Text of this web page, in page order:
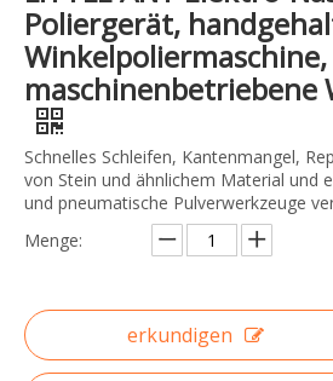
Poliergerät,
Winkelpoliermaschine,
maschinenbetriebene
Schnelles Schleifen, Kantenmangel,
von Stein und ähnlichem Material und
und pneumatische Pulverwerkzeuge
Menge:
erkundigen